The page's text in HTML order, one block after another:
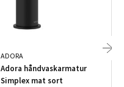
ADORA
Adora håndvaskarmatur
Simplex mat sort